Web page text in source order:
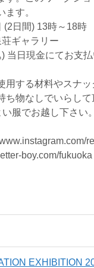
す。
(2日間) 13時～18時
ギャラリー
当日現金にてお支
用する材料やスナ
ち物なしでいらし
服でお越し下さい
boy.com/fukuoka
EXHIBITION